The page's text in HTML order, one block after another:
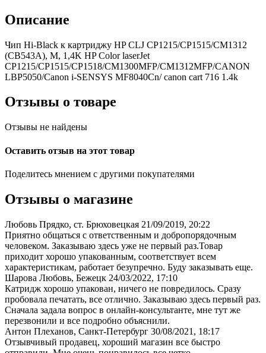
Описание
Чип Hi-Black к картриджу HP CLJ CP1215/CP1515/CM1312
(CB543A), M, 1,4K HP Color laserJet
CP1215/CP1515/CP1518/CM1300MFP/CM1312MFP/CANON
LBP5050/Canon i-SENSYS MF8040Cn/ canon cart 716 1.4k
Отзывы о товаре
Отзывы не найдены
Оставить отзыв на этот товар
Поделитесь мнением с другими покупателями
Отзывы о магазине
Любовь Прядко, ст. Брюховецкая 21/09/2019, 20:22
Приятно общаться с ответственным и добропорядочным
человеком. Заказываю здесь уже не первый раз.Товар
приходит хорошо упакованным, соответствует всем
характеристикам, работает безупречно. Буду заказывать еще.
Шарова Любовь, Бежецк 24/03/2022, 17:10
Катридж хорошо упакован, ничего не повредилось. Сразу
пробовала печатать, все отлично. Заказываю здесь первый раз.
Сначала задала вопрос в онлайн-консультанте, мне тут же
перезвонили и все подробно объяснили.
Антон Плеханов, Санкт-Петербург 30/08/2021, 18:17
Отзывчивый продавец, хороший магазин все быстро